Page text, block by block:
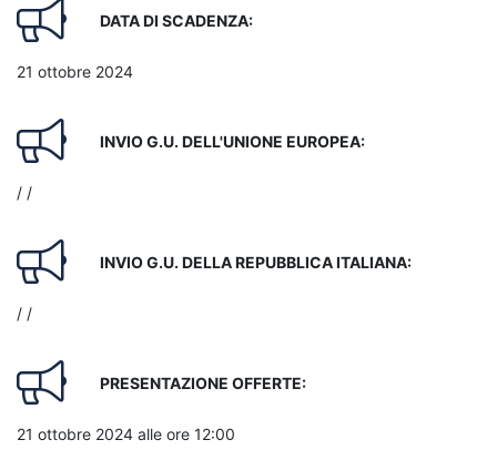
DATA DI SCADENZA:
21 ottobre 2024
INVIO G.U. DELL'UNIONE EUROPEA:
/ /
INVIO G.U. DELLA REPUBBLICA ITALIANA:
/ /
PRESENTAZIONE OFFERTE:
21 ottobre 2024 alle ore 12:00